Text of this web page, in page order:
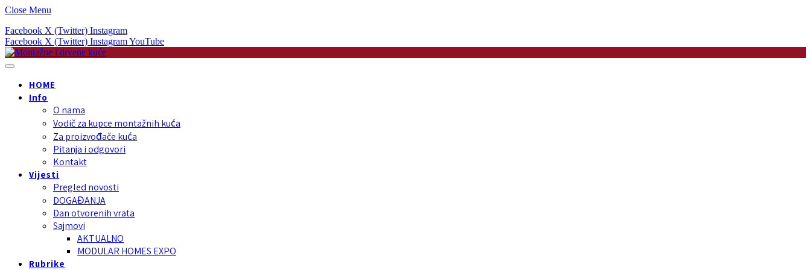
Close Menu
Facebook X (Twitter) Instagram
Facebook X (Twitter) InstagramYouTube
HOME
Info
O nama
Vodič za kupce montažnih kuća
Za proizvođače kuća
Pitanja i odgovori
Kontakt
Vijesti
Pregled novosti
DOGAĐANJA
Dan otvorenih vrata
Sajmovi
AKTUALNO
MODULAR HOMES EXPO
Rubrike